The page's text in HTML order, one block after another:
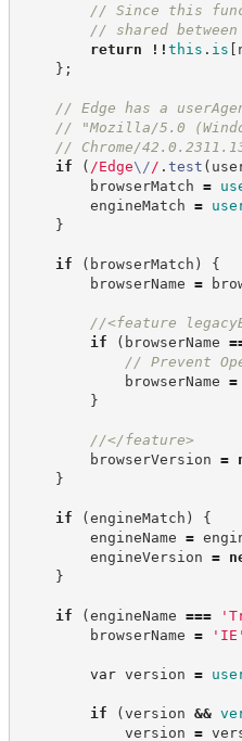
// Since this
// shared
return
!! this . is [
} ;
// Edge has a
// "Mozilla/5.0
// Chrome/
if
( /Edge\/ / . test (
browserMatch =
engineMatch =
}
if ( browserMatch )
{
browserName =
//<feature
if
( browserName
// Prevent
browserName =
}
//</feature>
browserVersion =
}
if (engineMatch )
{
engineName =
engineVersion =
}
if (engineName === '
browserName = ' IE '
var version =
if (version &&
version =